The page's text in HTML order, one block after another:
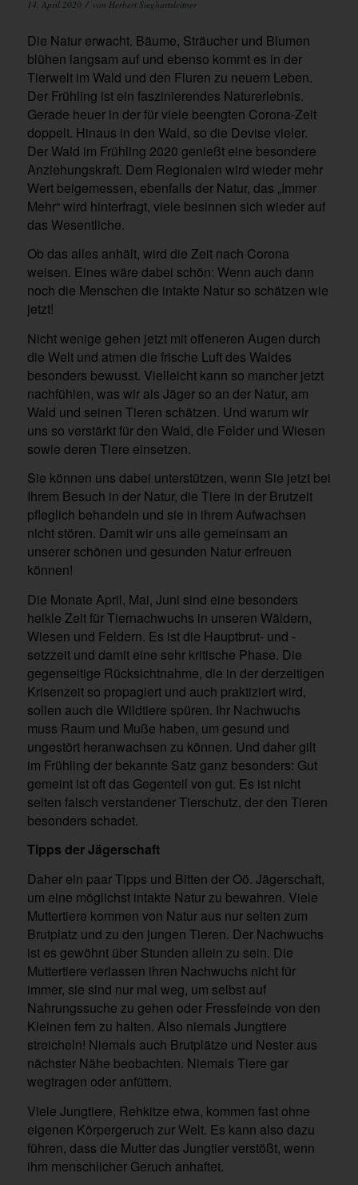
14. April 2020 / von Herbert Sieghartsleitner
Die Natur erwacht. Bäume, Sträucher und Blumen
blühen langsam auf und ebenso kommt es in der
Tierwelt im Wald und den Fluren zu neuem Leben.
Der Frühling ist ein faszinierendes Naturerlebnis.
Gerade heuer in der für viele beengten Corona-Zeit
doppelt. Hinaus in den Wald, so die Devise vieler.
Der Wald im Frühling 2020 genießt eine besondere
Anziehungskraft. Dem Regionalen wird wieder mehr
Wert beigemessen, ebenfalls der Natur, das „Immer
Mehr“ wird hinterfragt, viele besinnen sich wieder auf
das Wesentliche.
Ob das alles anhält, wird die Zeit nach Corona
weisen. Eines wäre dabei schön: Wenn auch dann
noch die Menschen die intakte Natur so schätzen wie
jetzt!
Nicht wenige gehen jetzt mit offeneren Augen durch
die Welt und atmen die frische Luft des Waldes
besonders bewusst. Vielleicht kann so mancher jetzt
nachfühlen, was wir als Jäger so an der Natur, am
Wald und seinen Tieren schätzen. Und warum wir
uns so verstärkt für den Wald, die Felder und Wiesen
sowie deren Tiere einsetzen.
Sie können uns dabei unterstützen, wenn Sie jetzt bei
Ihrem Besuch in der Natur, die Tiere in der Brutzeit
pfleglich behandeln und sie in ihrem Aufwachsen
nicht stören. Damit wir uns alle gemeinsam an
unserer schönen und gesunden Natur erfreuen
können!
Die Monate April, Mai, Juni sind eine besonders
heikle Zeit für Tiernachwuchs in unseren Wäldern,
Wiesen und Feldern. Es ist die Hauptbrut- und -
setzzeit und damit eine sehr kritische Phase. Die
gegenseitige Rücksichtnahme, die in der derzeitigen
Krisenzeit so propagiert und auch praktiziert wird,
sollen auch die Wildtiere spüren. Ihr Nachwuchs
muss Raum und Muße haben, um gesund und
ungestört heranwachsen zu können. Und daher gilt
im Frühling der bekannte Satz ganz besonders: Gut
gemeint ist oft das Gegenteil von gut. Es ist nicht
selten falsch verstandener Tierschutz, der den Tieren
besonders schadet.
Tipps der Jägerschaft
Daher ein paar Tipps und Bitten der Oö. Jägerschaft,
um eine möglichst intakte Natur zu bewahren. Viele
Muttertiere kommen von Natur aus nur selten zum
Brutplatz und zu den jungen Tieren. Der Nachwuchs
ist es gewöhnt über Stunden allein zu sein. Die
Muttertiere verlassen ihren Nachwuchs nicht für
immer, sie sind nur mal weg, um selbst auf
Nahrungssuche zu gehen oder Fressfeinde von den
Kleinen fern zu halten. Also niemals Jungtiere
streicheln! Niemals auch Brutplätze und Nester aus
nächster Nähe beobachten. Niemals Tiere gar
wegtragen oder anfüttern.
Viele Jungtiere, Rehkitze etwa, kommen fast ohne
eigenen Körpergeruch zur Welt. Es kann also dazu
führen, dass die Mutter das Jungtier verstößt, wenn
ihm menschlicher Geruch anhaftet.